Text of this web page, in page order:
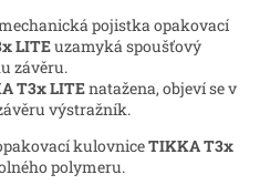
pojistka opakovací
LITEuzamyká spoušťový
závěru.
T3x LITEnatažena, objeví se v
výstražník.
kulovniceTIKKA T3x
polymeru.